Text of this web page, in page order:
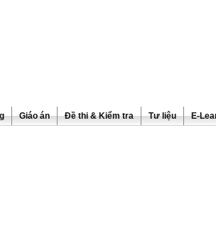
Giáo án Đề thi & Kiểm tra Tư liệu E-